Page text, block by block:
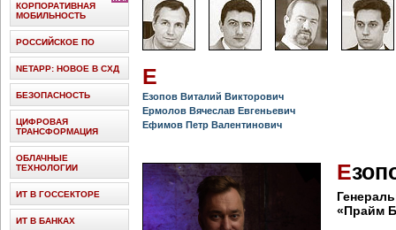
Е
Езопов Виталий Викторович
Ермолов Вячеслав Евгеньевич
Ефимов Петр Валентинович
Е
«Прайм
КОРПОРАТИВНАЯ
МОБИЛЬНОСТЬ
РОССИЙСКОЕ ПО
NETAPP: НОВОЕ В СХД
БЕЗОПАСНОСТЬ
ЦИФРОВАЯ
ТРАНСФОРМАЦИЯ
ОБЛАЧНЫЕ
ТЕХНОЛОГИИ
ИТ В ГОССЕКТОРЕ
ИТ В БАНКАХ